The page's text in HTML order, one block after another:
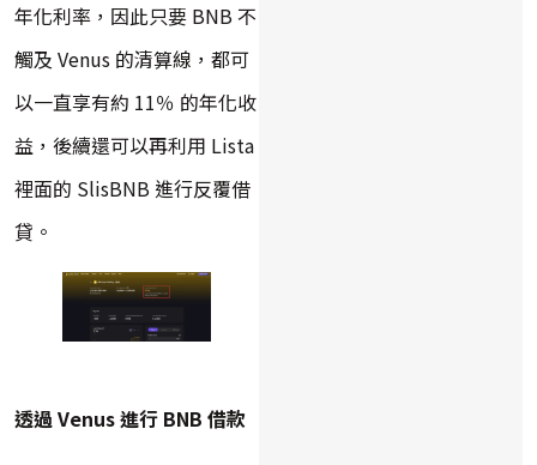
年化利率，因此只要 BNB 不
觸及 Venus 的清算線，都可
以一直享有約 11％ 的年化收
益，後續還可以再利用 Lista
裡面的 SlisBNB 進行反覆借
貸。
透過 Venus 進行 BNB 借款